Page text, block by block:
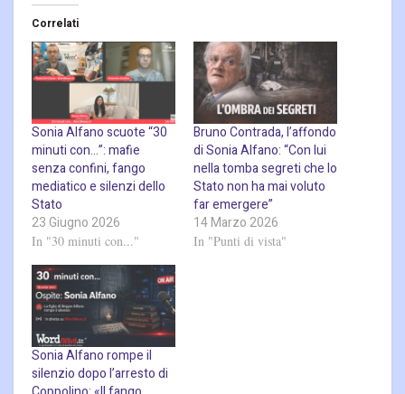
Correlati
Sonia Alfano scuote “30
minuti con…”: mafie
senza confini, fango
mediatico e silenzi dello
Stato
23 Giugno 2026
In "30 minuti con..."
Bruno Contrada, l’affondo
di Sonia Alfano: “Con lui
nella tomba segreti che lo
Stato non ha mai voluto
far emergere”
14 Marzo 2026
In "Punti di vista"
Sonia Alfano rompe il
silenzio dopo l’arresto di